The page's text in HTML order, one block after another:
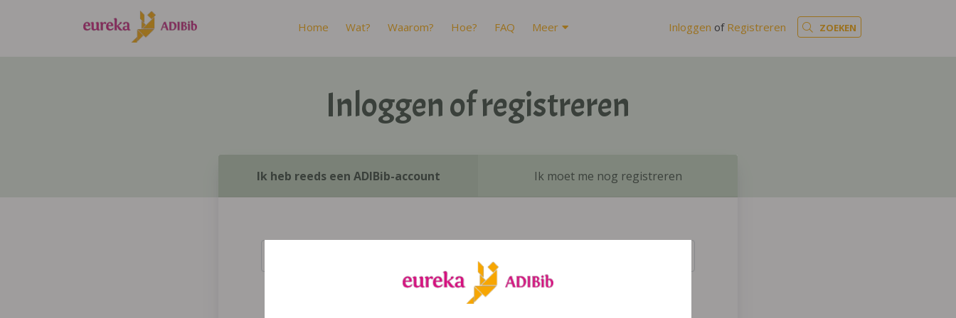
Home Wat? Waarom? Hoe? FAQ Meer Inloggen of Registreren ZOEKEN
Inloggen of registreren
Ik heb reeds een ADIBib-account Ik moet me nog registreren
Inloggen